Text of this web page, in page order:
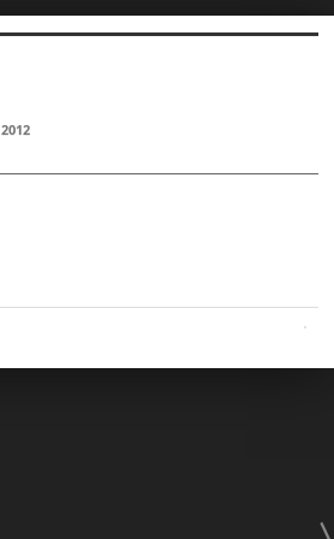
케치북5
케치북5
케치북5
케치북5